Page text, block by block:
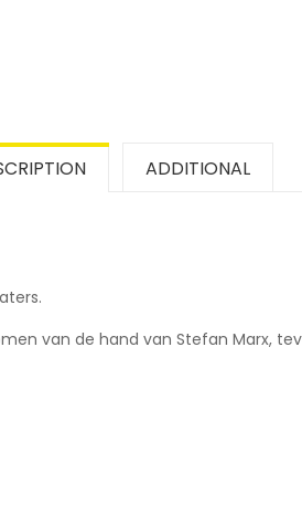
ADDITIONAL
van de hand van Stefan Marx,